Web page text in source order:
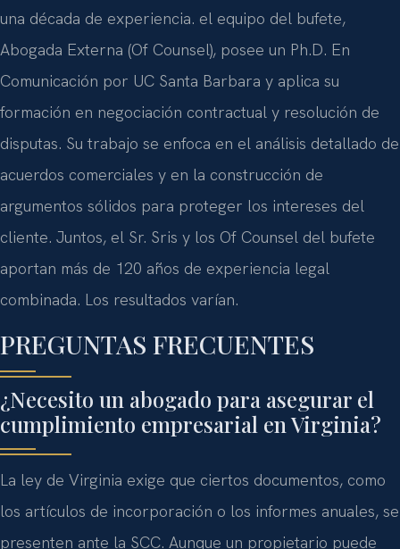
una década de experiencia. el equipo del bufete,
Abogada Externa (Of Counsel), posee un Ph.D. En
Comunicación por UC Santa Barbara y aplica su
formación en negociación contractual y resolución de
disputas. Su trabajo se enfoca en el análisis detallado de
acuerdos comerciales y en la construcción de
argumentos sólidos para proteger los intereses del
cliente. Juntos, el Sr. Sris y los Of Counsel del bufete
aportan más de 120 años de experiencia legal
combinada. Los resultados varían.
PREGUNTAS FRECUENTES
¿Necesito un abogado para asegurar el
cumplimiento empresarial en Virginia?
La ley de Virginia exige que ciertos documentos, como
los artículos de incorporación o los informes anuales, se
presenten ante la SCC. Aunque un propietario puede